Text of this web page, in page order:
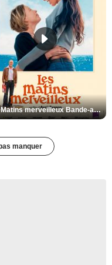
Les Matins merveilleux Bande-annonce VF
manquer